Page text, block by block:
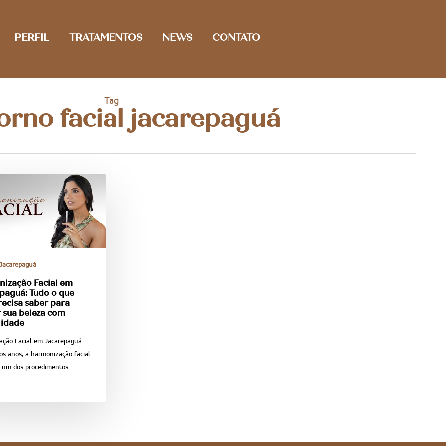
PERFIL TRATAMENTOS NEWS CONTATO
Tag
facial jacarepaguá
Jacarepaguá
Facial em
Tudo o que
saber para
beleza com
Facial em Jacarepaguá:
anos, a harmonização facial
dos procedimentos